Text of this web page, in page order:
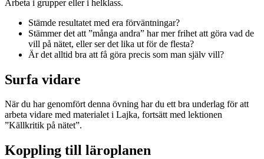
Arbeta i grupper eller i helklass.
Stämde resultatet med era förväntningar?
Stämmer det att ”många andra” har mer frihet att göra vad de
vill på nätet, eller ser det lika ut för de flesta?
Är det alltid bra att få göra precis som man själv vill?
Surfa vidare
När du har genomfört denna övning har du ett bra underlag för att
arbeta vidare med materialet i Lajka, fortsätt med lektionen
”Källkritik på nätet”.
Koppling till läroplanen